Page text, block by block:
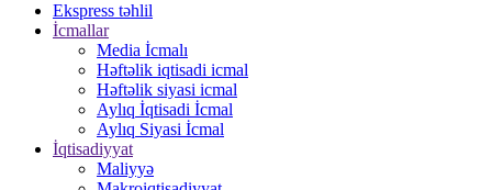
Ekspress təhlil
İcmallar
Media İcmalı
Həftəlik iqtisadi icmal
Həftəlik siyasi icmal
Aylıq İqtisadi İcmal
Aylıq Siyasi İcmal
İqtisadiyyat
Maliyyə